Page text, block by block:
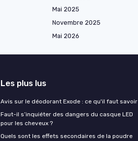
Mai 2025
Novembre 2025
Mai 2026
Les plus lus
Avis sur le déodorant Exode : ce qu'il faut savoir
Faut-il s’inquiéter des dangers du casque LED
pour les cheveux ?
Quels sont les effets secondaires de la poudre